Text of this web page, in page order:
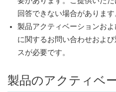
回答できない場合があります
製品アクティベーションお
に関するお問い合わせおよ
スが必要です。
製品のアクティベ